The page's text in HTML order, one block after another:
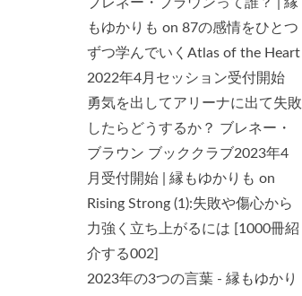
もゆかりも on 87の感情をひとつ
ずつ学んでいくAtlas of the Heart
2022年4月セッション受付開始
勇気を出してアリーナに出て失敗
したらどうするか？ ブレネー・
ブラウン ブッククラブ2023年4
月受付開始 | 縁もゆかりも on
Rising Strong (1):失敗や傷心から
力強く立ち上がるには [1000冊紹
介する002]
2023年の3つの言葉 - 縁もゆかり